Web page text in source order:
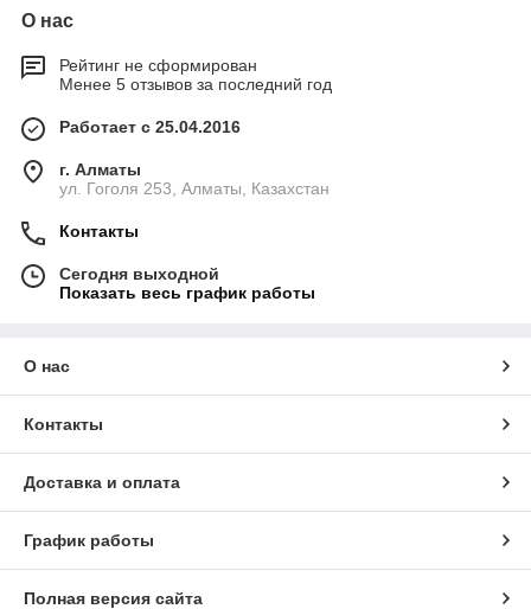
О нас
Рейтинг не сформирован
Менее 5 отзывов за последний год
Работает с 25.04.2016
г. Алматы
ул. Гоголя 253, Алматы, Казахстан
Контакты
Сегодня выходной
Показать весь график работы
О нас
Контакты
Доставка и оплата
График работы
Полная версия сайта